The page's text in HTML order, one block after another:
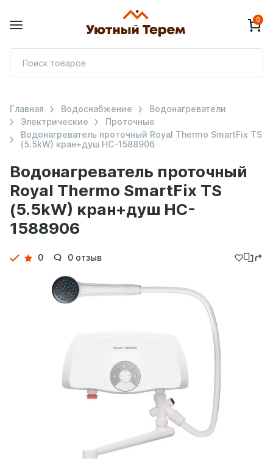
0
Водонагреватель проточный
Royal Thermo SmartFix TS
(5.5kW) кран+душ HC-
1588906
Главная Водоснабжение
Водонагреватели
Электрические
Проточные
Водонагреватель проточный Royal Thermo SmartFix TS
(5.5kW) кран+душ HC-1588906
Детали
товара
0 0 отзыв